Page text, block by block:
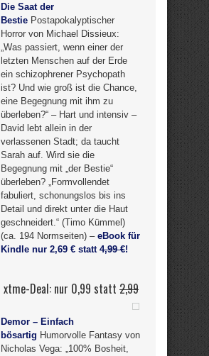
Die Saat der
Bestie Postapokalyptischer
Horror von Michael Dissieux:
„Was passiert, wenn einer der
letzten Menschen auf der Erde
ein schizophrener Psychopath
ist? Und wie groß ist die Chance,
eine Begegnung mit ihm zu
überleben?“ – Hart und intensiv –
David lebt allein in der
verlassenen Stadt; da taucht
Sarah auf. Wird sie die
Begegnung mit „der Bestie“
überleben? „Formvollendet
fabuliert, schonungslos bis ins
Detail und direkt unter die Haut
geschneidert.“ (Timo Kümmel)
(ca. 194 Normseiten) – eBook für
Kindle nur 2,69 € statt 4,99 €!
xtme-Deal: nur 0,99 statt 2,99
Demor – Einfach
bösartig Humorvolle Fantasy von
Nicholas Vega: „100% Bosheit,